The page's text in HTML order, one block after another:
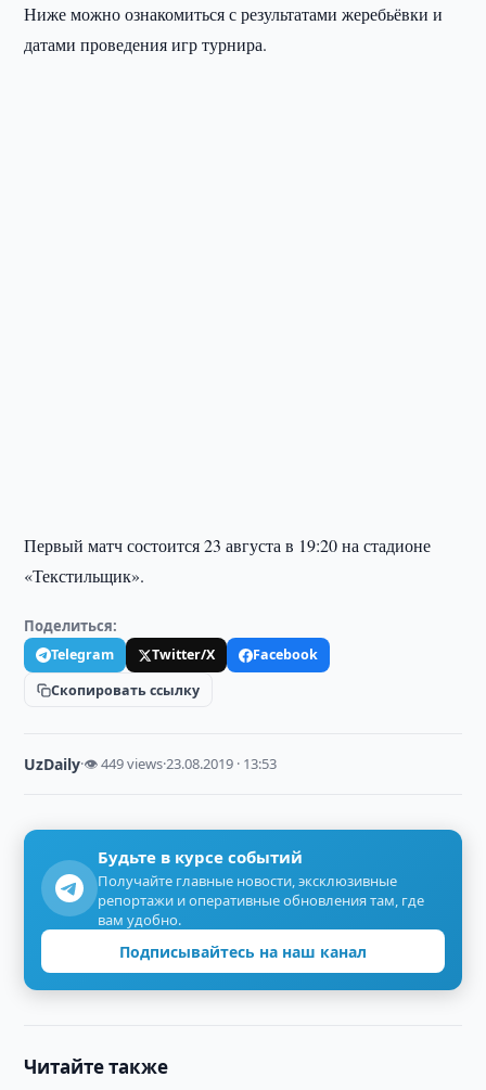
Ниже можно ознакомиться с результатами жеребьёвки и
датами проведения игр турнира.
Первый матч состоится 23 августа в 19:20 на стадионе
«Текстильщик».
Поделиться:
Telegram Twitter/X
Facebook
Скопировать ссылку
UzDaily·👁 449 views·23.08.2019 · 13:53
Будьте в курсе событий
Получайте главные новости, эксклюзивные
репортажи и оперативные обновления там, где
вам удобно.
Подписывайтесь на наш канал
Читайте также